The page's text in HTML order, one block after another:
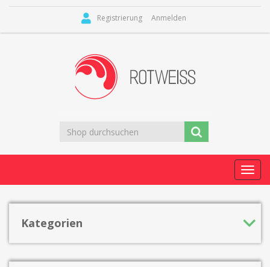
Registrierung Anmelden
Kategorien